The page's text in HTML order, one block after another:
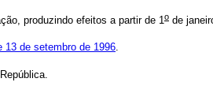
produzindo efeitos a partir de 1 o de
13 de setembro de 1996.